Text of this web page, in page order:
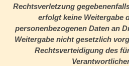
Rechtsverletzung
erfolgt keine Weitergabe
personenbezogenen Daten an
Weitergabe nicht gesetzlich
Rechtsverteidigung des